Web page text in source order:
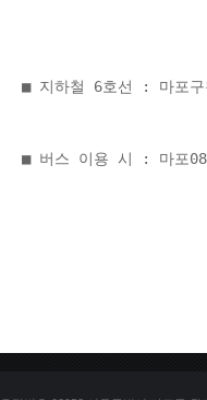
■ 지하철 6호선 : 마포
■ 버스 이용 시 : 마포